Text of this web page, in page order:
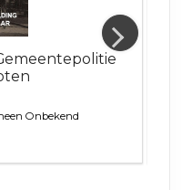
Onbekend